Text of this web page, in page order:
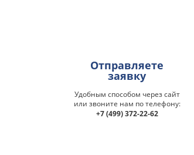
Отправляете
заявку
Удобным способом через сайт
или звоните нам по телефону:
+7 (499) 372-22-62